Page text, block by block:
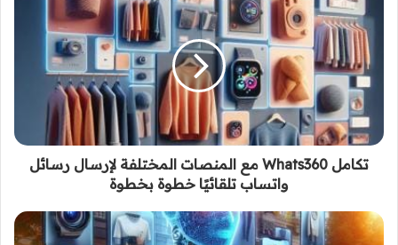
تكامل Whats360 مع المنصات المختلفة لإرسال رسائل
واتساب تلقائيًا خطوة بخطوة